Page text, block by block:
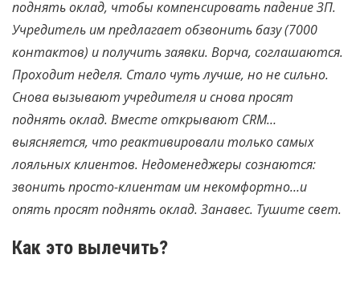
поднять оклад, чтобы компенсировать падение ЗП.
Учредитель им предлагает обзвонить базу (7000
контактов) и получить заявки. Ворча, соглашаются.
Проходит неделя. Стало чуть лучше, но не сильно.
Снова вызывают учредителя и снова просят
поднять оклад. Вместе открывают CRM…
выясняется, что реактивировали только самых
лояльных клиентов. Недоменеджеры сознаются:
звонить просто-клиентам им некомфортно…и
опять просят поднять оклад. Занавес. Тушите свет.
Как это вылечить?